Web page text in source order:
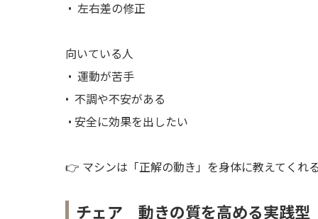
• 左右差の修正
向いている人
• 運動が苦手
• 不調や不安がある
• 安全に効果を出したい
👉 マシンは「正解の動き」を身体に教えてくれる
チェア 動きの質を高める実践型